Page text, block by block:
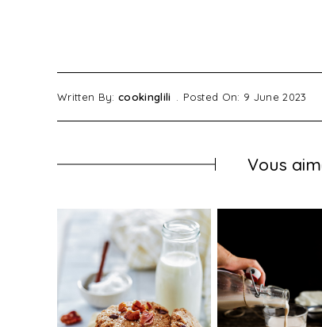
Written By: cookinglili Posted On: 9 June 2023
Vous